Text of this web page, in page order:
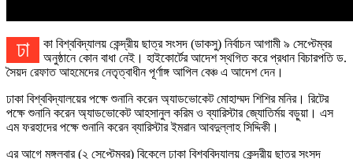
ঢাকা বিশ্ববিদ্যালয় কেন্দ্রীয় ছাত্র সংসদ (ডাকসু) নির্বাচন আগামী ৯ সেপ্টেম্বর
অনুষ্ঠানে কোন বাধা নেই। হাইকোর্টের আদেশ স্থগিত করে প্রধান বিচারপতি ড.
সৈয়দ রেফাত আহমেদের নেতৃত্বাধীন পূর্ণাঙ্গ আপিল বেঞ্চ এ আদেশ দেন।
ঢাকা বিশ্ববিদ্যালয়ের পক্ষে শুনানি করেন অ্যাডভোকেট মোহাম্মদ শিশির মনির। রিটের
পক্ষে শুনানি করেন অ্যাডভোকেট আহসানুল করিম ও ব্যারিস্টার জ্যোতির্ময় বড়ুয়া। এস
এম ফরহাদের পক্ষে শুনানি করেন ব্যারিস্টার ইমরান আবদুল্লাহ সিদ্দিকী।
এর আগে মঙ্গলবার (২ সেপ্টেম্বর) বিকেলে ঢাকা বিশ্ববিদ্যালয় কেন্দ্রীয় ছাত্র সংসদ